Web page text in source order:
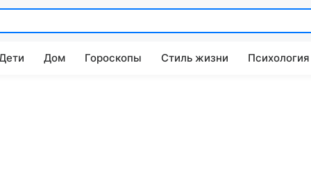
Дом Гороскопы Стиль жизни Психология